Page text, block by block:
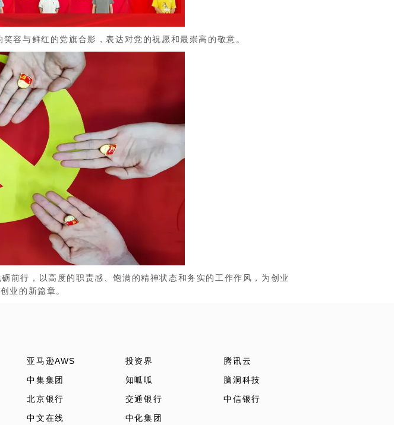
与鲜红的党旗合影，表达对党的祝愿和最崇高的敬意。
行，以高度的职责感、饱满的精神状态和务实的工作作风，为创业
业的新篇章。
亚马逊AWS 投资界
腾讯云
中集集团 知呱呱
脑洞科技
北京银行 交通银行
中信银行
中文在线 中化集团